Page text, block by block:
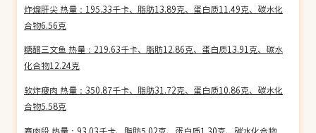
炸熘肝尖 热量：195.33千卡、脂肪13.89克、蛋白质11.49克、碳水化
合物6.56克
糖醋三文鱼 热量：219.63千卡、脂肪12.86克、蛋白质13.91克、碳水
化合物12.24克
软炸瘦肉 热量：350.87千卡、脂肪31.72克、蛋白质10.86克、碳水化
合物5.58克